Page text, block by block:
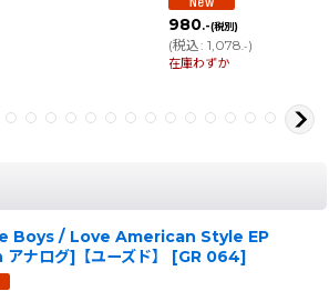
980.-(税別)
(税込: 1,078 .-)
在庫わずか
Boys / Love American Style EP
ナログ]【ユーズド】
[GR 064]